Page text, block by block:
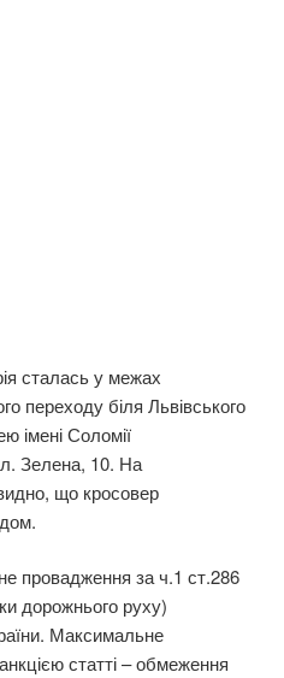
сталась у межах
переходу біля Львівського
імені Соломії
Зелена, 10. На
що кросовер
провадження за ч.1 ст.286
дорожнього руху)
Максимальне
статті – обмеження